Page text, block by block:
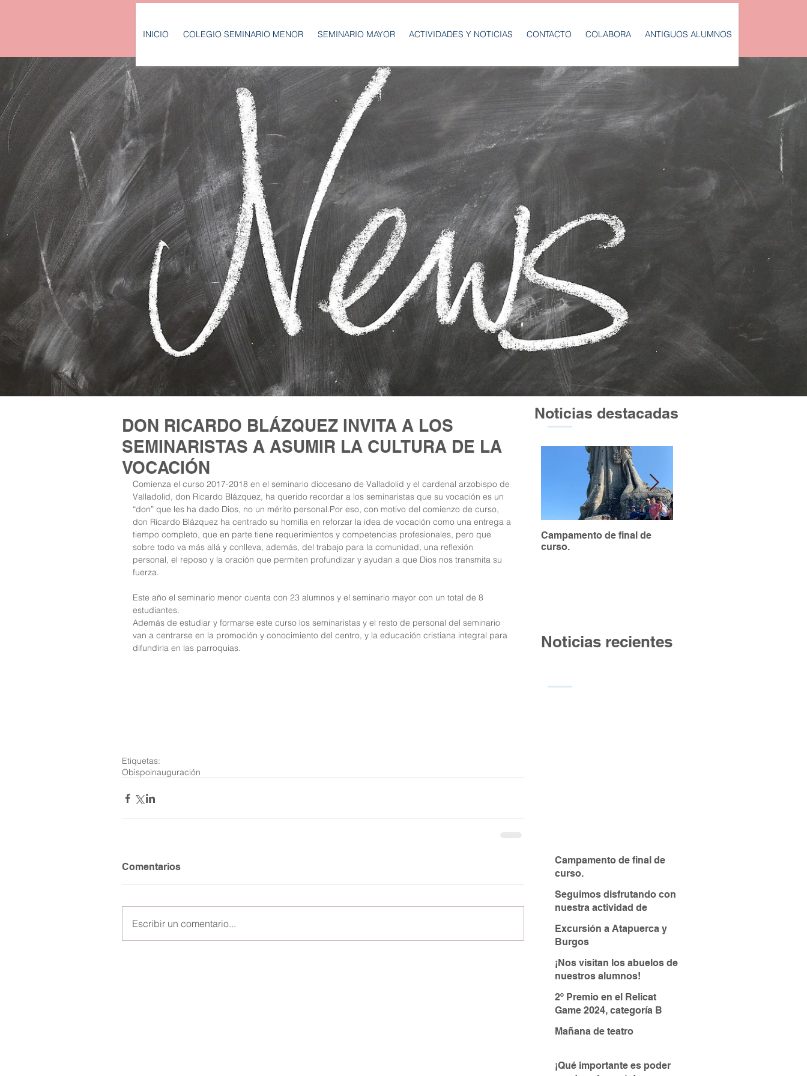
INICIO COLEGIO SEMINARIO MENOR SEMINARIO MAYOR ACTIVIDADES Y NOTICIAS CONTACTO COLABORA ANTIGUOS ALUMNOS
Noticias destacadas
Campamento de final de
curso.
Noticias recientes
Campamento de final de
curso.
Seguimos disfrutando con
nuestra actividad de
Excursión a Atapuerca y
Burgos
¡Nos visitan los abuelos de
nuestros alumnos!
2º Premio en el Relicat
Game 2024, categoría B
Mañana de teatro
¡Qué importante es poder
DON RICARDO BLÁZQUEZ INVITA A LOS
SEMINARISTAS A ASUMIR LA CULTURA DE LA
VOCACIÓN
Comienza el curso 2017-2018 en el seminario diocesano de Valladolid y el cardenal arzobispo de
Valladolid, don Ricardo Blázquez, ha querido recordar a los seminaristas que su vocación es un
“don” que les ha dado Dios, no un mérito personal.Por eso, con motivo del comienzo de curso,
don Ricardo Blázquez ha centrado su homilía en reforzar la idea de vocación como una entrega a
tiempo completo, que en parte tiene requerimientos y competencias profesionales, pero que
sobre todo va más allá y conlleva, además, del trabajo para la comunidad, una reflexión
personal, el reposo y la oración que permiten profundizar y ayudan a que Dios nos transmita su
fuerza.
Este año el seminario menor cuenta con 23 alumnos y el seminario mayor con un total de 8
estudiantes.
Además de estudiar y formarse este curso los seminaristas y el resto de personal del seminario
van a centrarse en la promoción y conocimiento del centro, y la educación cristiana integral para
difundirla en las parroquias.
Etiquetas:
Obispoinauguración
Comentarios
Escribir un comentario...